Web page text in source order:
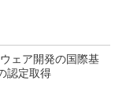
ェア開発の国際基
認定取得